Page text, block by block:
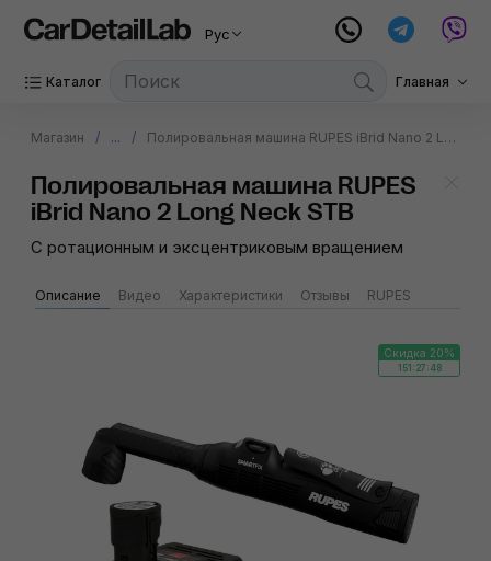
Рус
Каталог Главная
Магазин ... Полировальная машина RUPES iBrid Nano 2 Long Neck STB
Полировальная машина RUPES
iBrid Nano 2 Long Neck STB
С ротационным и эксцентриковым вращением
Описание Видео Характеристики Отзывы RUPES
Скидка 20%
151:27:47